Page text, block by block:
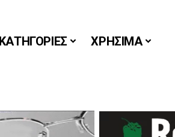
ΚΑΤΗΓΟΡΙΕΣ ΧΡΗΣΙΜΑ